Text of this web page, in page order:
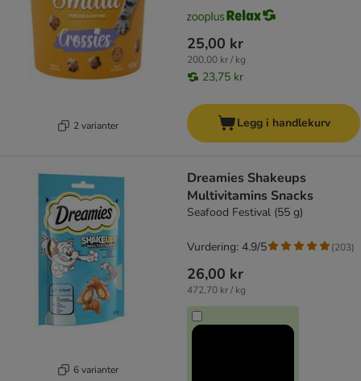
2 varianter
25,00 kr
200,00 kr / kg
23,75 kr
Legg i handlekurv
6 varianter
Dreamies Shakeups
Multivitamins Snacks
Seafood Festival (55 g)
26,00 kr
472,70 kr / kg
Vurdering: 4.9/5 (203)